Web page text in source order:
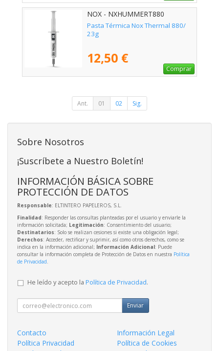
NOX - NXHUMMERT880
Pasta Térmica Nox Thermal 880/
23g
12,50 €
Comprar
Ant. 01 02 Sig.
Sobre Nosotros
¡Suscríbete a Nuestro Boletín!
INFORMACIÓN BÁSICA SOBRE
PROTECCIÓN DE DATOS
Responsable: ELTINTERO PAPELEROS, S.L.
Finalidad: Responder las consultas planteadas por el usuario y enviarle la
información solicitada; Legitimación: Consentimiento del usuario;
Destinatarios: Solo se realizan cesiones si existe una obligación legal;
Derechos: Acceder, rectificar y suprimir, así como otros derechos, como se
indica en la información adicional; Información Adicional: Puede
consultar la información completa de Protección de Datos en nuestra Política
de Privacidad.
He leído y acepto la Política de Privacidad.
Enviar
Contacto
Información Legal
Política Privacidad
Política de Cookies